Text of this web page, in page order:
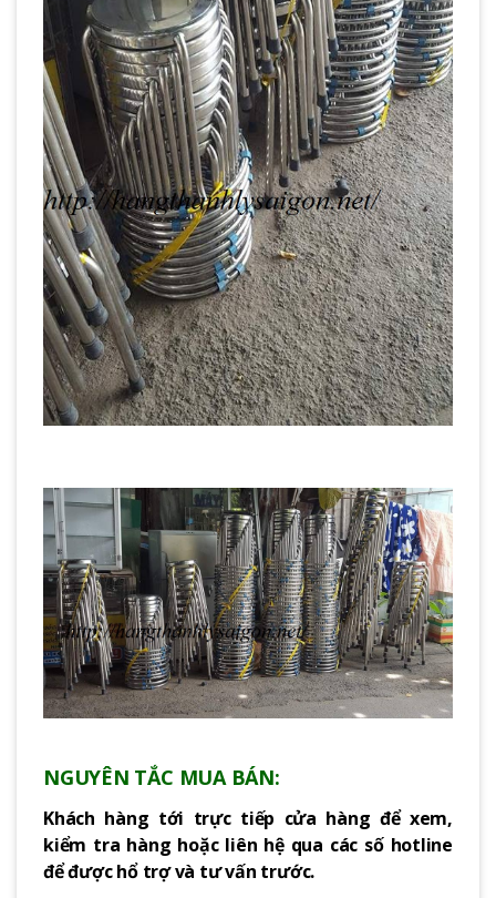
NGUYÊN TẮC MUA BÁN:
Khách hàng tới trực tiếp cửa hàng để xem,
kiểm tra hàng hoặc liên hệ qua các số hotline
để được hổ trợ và tư vấn trước.